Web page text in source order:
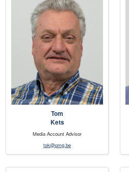
Tom
Kets
Media Account Advisor
tok@pmg.be